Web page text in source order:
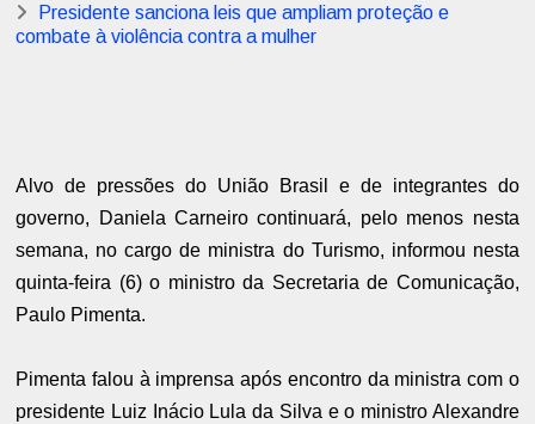
Presidente sanciona leis que ampliam proteção e
combate à violência contra a mulher
Alvo de pressões do União Brasil e de integrantes do
governo, Daniela Carneiro continuará, pelo menos nesta
semana, no cargo de ministra do Turismo, informou nesta
quinta-feira (6) o ministro da Secretaria de Comunicação,
Paulo Pimenta.
Pimenta falou à imprensa após encontro da ministra com o
presidente Luiz Inácio Lula da Silva e o ministro Alexandre